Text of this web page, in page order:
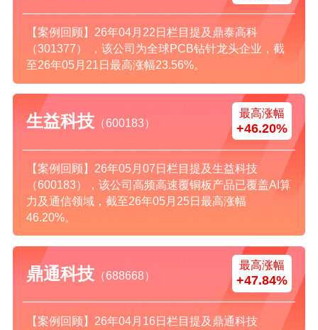
【案例回顾】26年04月22日栏目提及鼎泰高科
（301377） ，该公司为全球PCB钻针龙头企业，截
至26年05月21日最高涨幅23.56%。
生益科技 （600183）
最高涨幅
+46.20%
【案例回顾】26年05月07日栏目提及生益科技
（600183），该公司高频高速覆铜板产品已覆盖AI算
力及通信领域，截至26年05月25日最高涨幅
46.20%。
鼎通科技 （688668）
最高涨幅
+47.84%
【案例回顾】26年04月16日栏目提及鼎通科技